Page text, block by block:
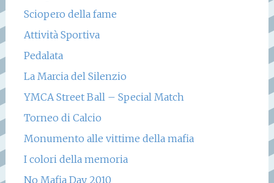
Sciopero della fame
Attività Sportiva
Pedalata
La Marcia del Silenzio
YMCA Street Ball – Special Match
Torneo di Calcio
Monumento alle vittime della mafia
I colori della memoria
No Mafia Day 2010